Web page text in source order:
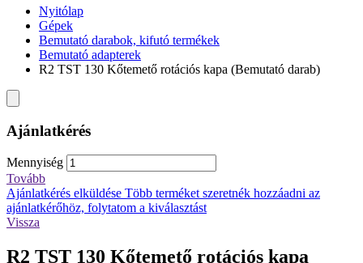
Nyitólap
Gépek
Bemutató darabok, kifutó termékek
Bemutató adapterek
R2 TST 130 Kőtemető rotációs kapa (Bemutató darab)
Ajánlatkérés
Mennyiség
Tovább
Ajánlatkérés elküldése Több terméket szeretnék hozzáadni az
ajánlatkérőhöz, folytatom a kiválasztást
Vissza
R2 TST 130 Kőtemető rotációs kapa